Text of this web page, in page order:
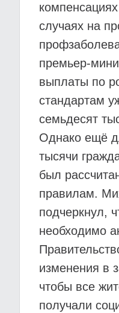
случаях на
премьер-
выплаты по
стандартам
семьдесят
Однако ещё
тысячи
был
правилам.
подчеркнул,
необходимо
изменения в
чтобы все
получали